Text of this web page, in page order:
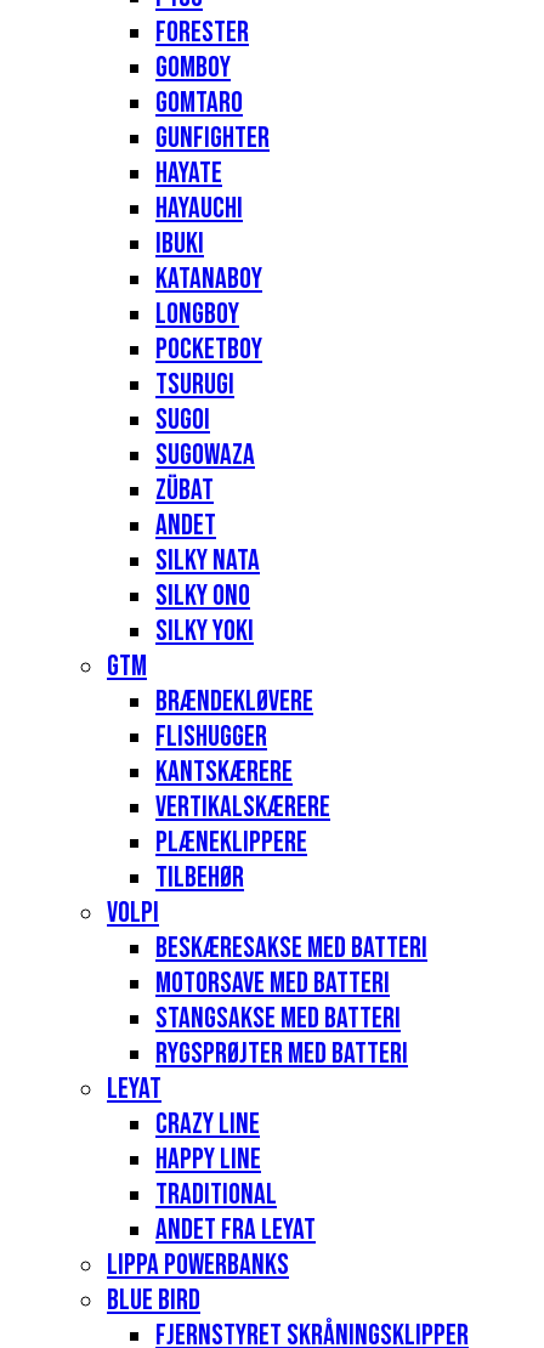
Forester
Gomboy
Gomtaro
Gunfighter
Hayate
Hayauchi
Ibuki
Katanaboy
Longboy
Pocketboy
Tsurugi
Sugoi
Sugowaza
Zübat
Andet
Silky Nata
Silky Ono
Silky Yoki
GTM
Brændekløvere
Flishugger
Kantskærere
Vertikalskærere
Plæneklippere
Tilbehør
Volpi
Beskæresakse med batteri
Motorsave med batteri
Stangsakse med batteri
Rygsprøjter med batteri
Leyat
Crazy Line
Happy Line
Traditional
Andet fra Leyat
Lippa Powerbanks
Blue Bird
Fjernstyret skråningsklipper